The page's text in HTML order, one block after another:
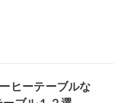
ヒーテーブルな